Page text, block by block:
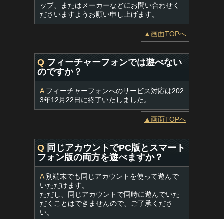
ップ、またはメーカーなどにお問い合わせく
ださいますようお願い申し上げます。
▲画面TOPへ
Q フィーチャーフォンでは遊べない
のですか？
Aフィーチャーフォンへのサービス対応は202
3年12月22日に終了いたしました。
▲画面TOPへ
Q 同じアカウントでPC版とスマート
フォン版の両方を遊べますか？
A別端末でも同じアカウントを使って遊んで
いただけます。
ただし、同じアカウントで同時に遊んでいた
だくことはできませんので、ご了承くださ
い。